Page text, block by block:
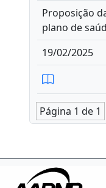
Proposição
plano de
19/02/2025
Página 1 de 1